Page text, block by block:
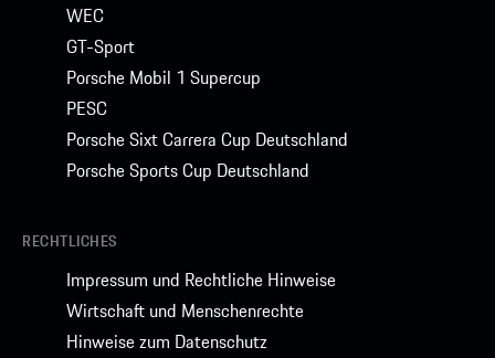
WEC
GT-Sport
Porsche Mobil 1 Supercup
PESC
Porsche Sixt Carrera Cup Deutschland
Porsche Sports Cup Deutschland
RECHTLICHES
Impressum und Rechtliche Hinweise
Wirtschaft und Menschenrechte
Hinweise zum Datenschutz